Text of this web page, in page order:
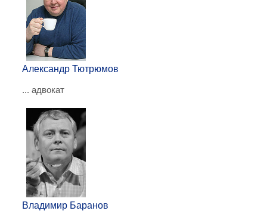
Александр Тютрюмов
... адвокат
Владимир Баранов